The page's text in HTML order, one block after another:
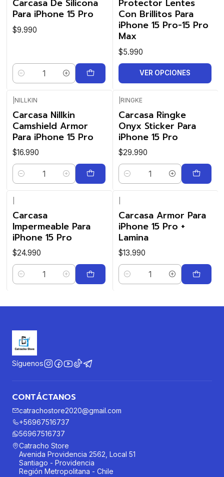
Carcasa De Silicona
Para iPhone 15 Pro
$9.990
Cantidad
Protector Lentes
Con Brillitos Para
iPhone 15 Pro-15 Pro
Max
$5.990
VER OPCIONES
NILLKIN
Carcasa Nillkin
Camshield Armor
Para iPhone 15 Pro
$16.990
Cantidad
RINGKE
Carcasa Ringke
Onyx Sticker Para
iPhone 15 Pro
$29.990
Cantidad
Carcasa
Impermeable Para
iPhone 15 Pro
$24.990
Cantidad
Carcasa Armor Para
iPhone 15 Pro +
Lamina
$13.990
Cantidad
Síguenos
CONTÁCTANOS
catrachostore2020@gmail.com
+56967516737
56967516737
Catracho Store
Avenida Providencia 2562, Local 51
Santiago - Providencia
Región Metropolitana - Chile